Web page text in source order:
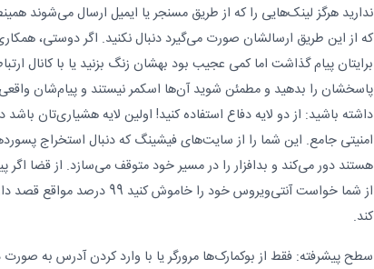
ندارید هرگز لینک‌هایی را که از طریق مسنجر یا ایمیل ارسال می‌شوند
که از این طریق ارسالشان صورت می‌گیرد دنبال نکنید. اگر دوستی،
برایتان پیام گذاشت اما کمی عجیب بود بهشان زنگ بزنید یا با کانال
پاسخشان را بدهید و مطمئن شوید آن‌ها اسکمر نیستند و پیام‌شان
داشته باشید: از دو لایه دفاع استفاده کنید! اولین لایه هشیاری‌تان
امنیتی جامع. این شما را از سایت‌های فیشینگ که دنبال استخراج
هستند دور می‌کند و بدافزار را در مسیر خود متوقف می‌سازد. از قضا اگر
از شما خواست آنتی‌ویروس خود را خاموش کنید
کند.
سطح پیشرفته: فقط از بوکمارک‌ها مرورگر یا با وارد کردن آدرس به صورت